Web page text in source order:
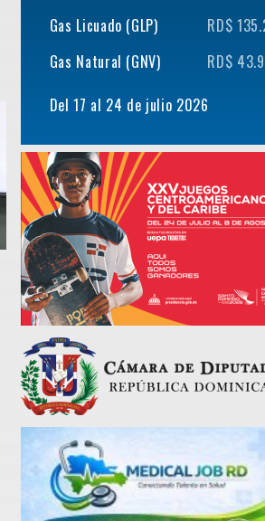
Gas Licuado (GLP)
Gas Natural (GNV)
RD$
RD$
Del 17 al 24 de julio 2026